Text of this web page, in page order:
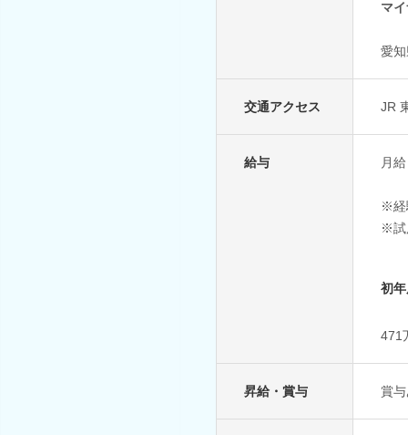
マ
愛
交通アクセス JR
給与 月
※経
※試
初
471
昇給・賞与 賞